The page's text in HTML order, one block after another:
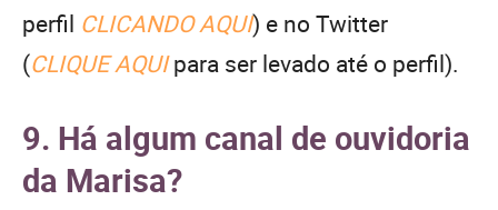
perfil CLICANDO AQUI) e no Twitter
(CLIQUE AQUIpara ser levado até o perfil).
9. Há algum canal de ouvidoria
da Marisa?